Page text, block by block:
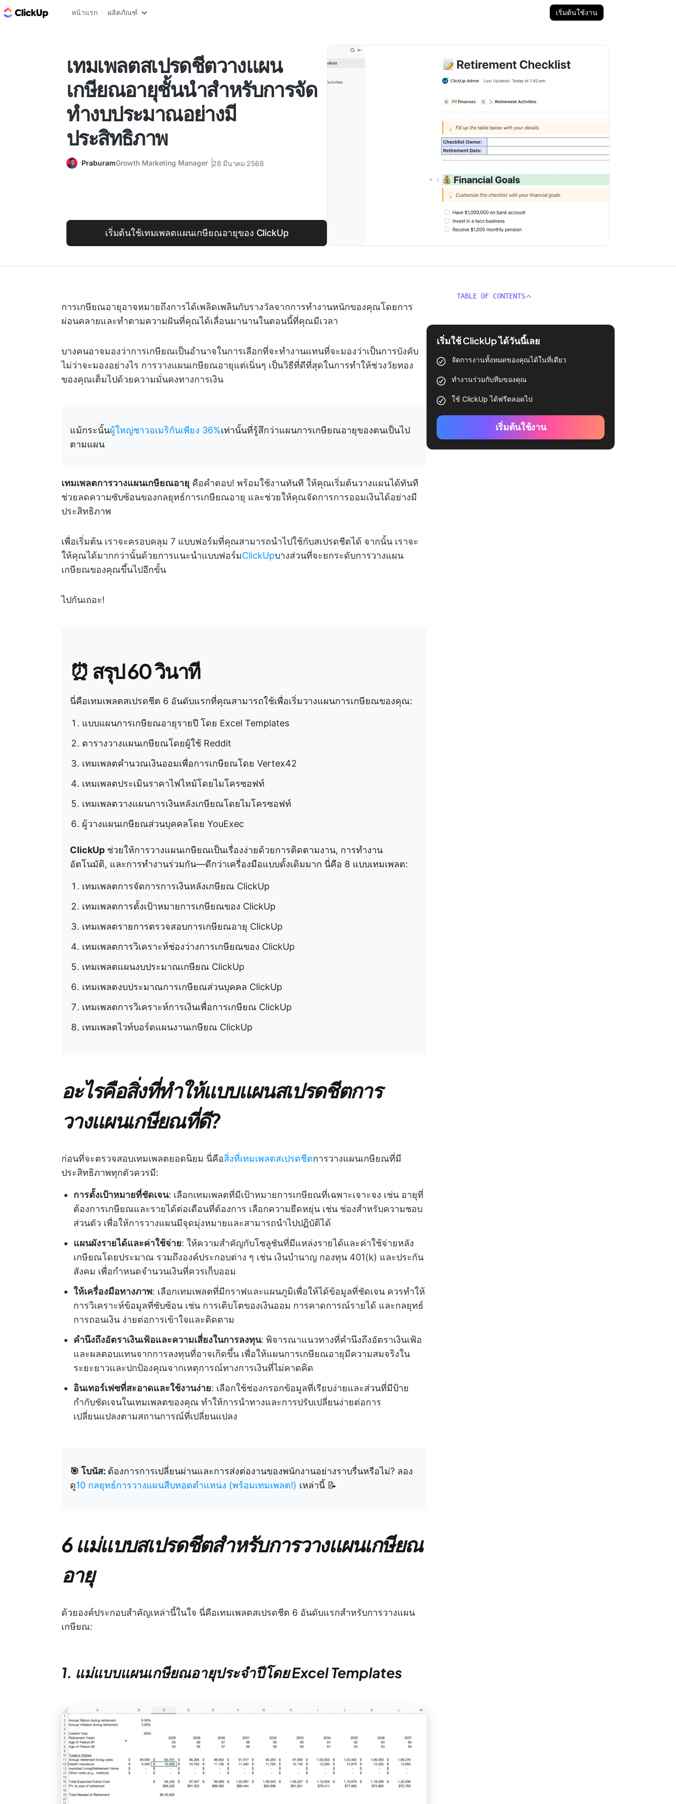
บล็อก ClickUp
หน้าแรก ผลิตภัณฑ์ เริ่มต้นใช้งาน
เทมเพลตสเปรดชีตวางแผน
เกษียณอายุชั้นนำสำหรับการจัด
ทำงบประมาณอย่างมี
ประสิทธิภาพ
PraburamGrowth Marketing Manager 28 มีนาคม 2568
เริ่มต้นใช้เทมเพลตแผนเกษียณอายุของ ClickUp
การเกษียณอายุอาจหมายถึงการได้เพลิดเพลินกับรางวัลจากการทำงานหนักของคุณโดยการ
ผ่อนคลายและทำตามความฝันที่คุณได้เลื่อนมานานในตอนนี้ที่คุณมีเวลา
บางคนอาจมองว่าการเกษียณเป็นอำนาจในการเลือกที่จะทำงานแทนที่จะมองว่าเป็นการบังคับ
ไม่ว่าจะมองอย่างไร การวางแผนเกษียณอายุแต่เนิ่นๆ เป็นวิธีที่ดีที่สุดในการทำให้ช่วงวัยทอง
ของคุณเต็มไปด้วยความมั่นคงทางการเงิน
แม้กระนั้นผู้ใหญ่ชาวอเมริกันเพียง 36%เท่านั้นที่รู้สึกว่าแผนการเกษียณอายุของตนเป็นไป
ตามแผน
เทมเพลตการวางแผนเกษียณอายุ คือคำตอบ! พร้อมใช้งานทันที ให้คุณเริ่มต้นวางแผนได้ทันที
ช่วยลดความซับซ้อนของกลยุทธ์การเกษียณอายุ และช่วยให้คุณจัดการการออมเงินได้อย่างมี
ประสิทธิภาพ
เพื่อเริ่มต้น เราจะครอบคลุม 7 แบบฟอร์มที่คุณสามารถนำไปใช้กับสเปรดชีตได้ จากนั้น เราจะ
ให้คุณได้มากกว่านั้นด้วยการแนะนำแบบฟอร์มClickUpบางส่วนที่จะยกระดับการวางแผน
เกษียณของคุณขึ้นไปอีกขั้น
ไปกันเถอะ!
⏰ สรุป 60 วินาที
นี่คือเทมเพลตสเปรดชีต 6 อันดับแรกที่คุณสามารถใช้เพื่อเริ่มวางแผนการเกษียณของคุณ:
แบบแผนการเกษียณอายุรายปี โดย Excel Templates
ตารางวางแผนเกษียณโดยผู้ใช้ Reddit
เทมเพลตคำนวณเงินออมเพื่อการเกษียณโดย Vertex42
เทมเพลตประเมินราคาไฟไหม้โดยไมโครซอฟท์
เทมเพลตวางแผนการเงินหลังเกษียณโดยไมโครซอฟท์
ผู้วางแผนเกษียณส่วนบุคคลโดย YouExec
ClickUp ช่วยให้การวางแผนเกษียณเป็นเรื่องง่ายด้วยการติดตามงาน, การทำงาน
อัตโนมัติ, และการทำงานร่วมกัน—ดีกว่าเครื่องมือแบบดั้งเดิมมาก นี่คือ 8 แบบเทมเพลต:
เทมเพลตการจัดการการเงินหลังเกษียณ ClickUp
เทมเพลตการตั้งเป้าหมายการเกษียณของ ClickUp
เทมเพลตรายการตรวจสอบการเกษียณอายุ ClickUp
เทมเพลตการวิเคราะห์ช่องว่างการเกษียณของ ClickUp
เทมเพลตแผนงบประมาณเกษียณ ClickUp
เทมเพลตงบประมาณการเกษียณส่วนบุคคล ClickUp
เทมเพลตการวิเคราะห์การเงินเพื่อการเกษียณ ClickUp
เทมเพลตไวท์บอร์ดแผนงานเกษียณ ClickUp
อะไรคือสิ่งที่ทำให้แบบแผนสเปรดชีตการ
วางแผนเกษียณที่ดี?
ก่อนที่จะตรวจสอบเทมเพลตยอดนิยม นี่คือสิ่งที่เทมเพลตสเปรดชีตการวางแผนเกษียณที่มี
ประสิทธิภาพทุกตัวควรมี:
การตั้งเป้าหมายที่ชัดเจน: เลือกเทมเพลตที่มีเป้าหมายการเกษียณที่เฉพาะเจาะจง เช่น อายุที่
ต้องการเกษียณและรายได้ต่อเดือนที่ต้องการ เลือกความยืดหยุ่น เช่น ช่องสำหรับความชอบ
ส่วนตัว เพื่อให้การวางแผนมีจุดมุ่งหมายและสามารถนำไปปฏิบัติได้
แผนผังรายได้และค่าใช้จ่าย: ให้ความสำคัญกับโซลูชันที่มีแหล่งรายได้และค่าใช้จ่ายหลัง
เกษียณโดยประมาณ รวมถึงองค์ประกอบต่าง ๆ เช่น เงินบำนาญ กองทุน 401(k) และประกัน
สังคม เพื่อกำหนดจำนวนเงินที่ควรเก็บออม
ให้เครื่องมือทางภาพ: เลือกเทมเพลตที่มีกราฟและแผนภูมิเพื่อให้ได้ข้อมูลที่ชัดเจน ควรทำให้
การวิเคราะห์ข้อมูลที่ซับซ้อน เช่น การเติบโตของเงินออม การคาดการณ์รายได้ และกลยุทธ์
การถอนเงิน ง่ายต่อการเข้าใจและติดตาม
คำนึงถึงอัตราเงินเฟ้อและความเสี่ยงในการลงทุน: พิจารณาแนวทางที่คำนึงถึงอัตราเงินเฟ้อ
และผลตอบแทนจากการลงทุนที่อาจเกิดขึ้น เพื่อให้แผนการเกษียณอายุมีความสมจริงใน
ระยะยาวและปกป้องคุณจากเหตุการณ์ทางการเงินที่ไม่คาดคิด
อินเทอร์เฟซที่สะอาดและใช้งานง่าย: เลือกใช้ช่องกรอกข้อมูลที่เรียบง่ายและส่วนที่มีป้าย
กำกับชัดเจนในเทมเพลตของคุณ ทำให้การนำทางและการปรับเปลี่ยนง่ายต่อการ
เปลี่ยนแปลงตามสถานการณ์ที่เปลี่ยนแปลง
🎯 โบนัส: ต้องการการเปลี่ยนผ่านและการส่งต่องานของพนักงานอย่างราบรื่นหรือไม่? ลอง
ดู10 กลยุทธ์การวางแผนสืบทอดตำแหน่ง (พร้อมเทมเพลต!) เหล่านี้ 📝
6 แม่แบบสเปรดชีตสำหรับการวางแผนเกษียณ
อายุ
ด้วยองค์ประกอบสำคัญเหล่านี้ในใจ นี่คือเทมเพลตสเปรดชีต 6 อันดับแรกสำหรับการวางแผน
เกษียณ:
1. แม่แบบแผนเกษียณอายุประจำปีโดย Excel Templates
TABLE OF CONTENTS
เริ่มใช้ ClickUp ได้วันนี้เลย
จัดการงานทั้งหมดของคุณได้ในที่เดียว
ทำงานร่วมกับทีมของคุณ
ใช้ ClickUp ได้ฟรีตลอดไป
เริ่มต้นใช้งาน